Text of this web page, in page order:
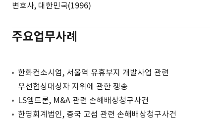
변호사, 대한민국(1996)
주요업무사례
한화컨소시엄, 서울역 유휴부지 개발사업 관련
우선협상대상자 지위에 관한 쟁송
LS엠트론, M&A 관련 손해배상청구사건
한영회계법인, 중국 고섬 관련 손해배상청구사건